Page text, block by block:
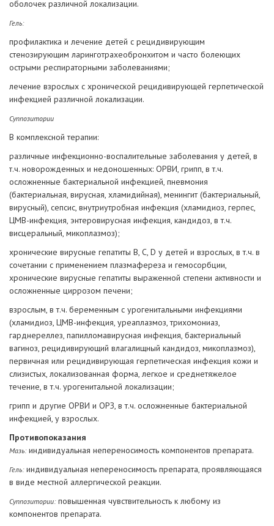
оболочек различной локализации.
Гель:
профилактика и лечение детей с рецидивирующим
стенозирующим ларинготрахеобронхитом и часто болеющих
острыми респираторными заболеваниями;
лечение взрослых с хронической рецидивирующей герпетической
инфекцией различной локализации.
Суппозитории
В комплексной терапии:
различные инфекционно-воспалительные заболевания у детей, в
т.ч. новорожденных и недоношенных: ОРВИ, грипп, в т.ч.
осложненные бактериальной инфекцией, пневмония
(бактериальная, вирусная, хламидийная), менингит (бактериальный,
вирусный), сепсис, внутриутробная инфекция (хламидиоз, герпес,
ЦМВ-инфекция, энтеровирусная инфекция, кандидоз, в т.ч.
висцеральный, микоплазмоз);
хронические вирусные гепатиты B, C, D у детей и взрослых, в т.ч. в
сочетании с применением плазмафереза и гемосорбции,
хронические вирусные гепатиты выраженной степени активности и
осложненные циррозом печени;
взрослым, в т.ч. беременным с урогенитальными инфекциями
(хламидиоз, ЦМВ-инфекция, уреаплазмоз, трихомониаз,
гарднереллез, папилломавирусная инфекция, бактериальный
вагиноз, рецидивирующий влагалищный кандидоз, микоплазмоз),
первичная или рецидивирующая герпетическая инфекция кожи и
слизистых, локализованная форма, легкое и среднетяжелое
течение, в т.ч. урогенитальной локализации;
грипп и другие ОРВИ и ОРЗ, в т.ч. осложненные бактериальной
инфекцией, у взрослых.
Противопоказания
Мазь:индивидуальная непереносимость компонентов препарата.
Гель:индивидуальная непереносимость препарата, проявляющаяся
в виде местной аллергической реакции.
Суппозитории:повышенная чувствительность к любому из
компонентов препарата.